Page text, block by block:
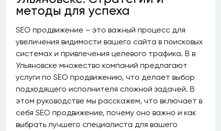
методы для успеха
SEO продвижение – это важный процесс для
увеличения видимости вашего сайта в поисковых
системах и привлечения целевого трафика. В в
Ульяновске множество компаний предлагают
услуги по SEO продвижению, что делает выбор
подходящего исполнителя сложной задачей. В
этом руководстве мы расскажем, что включает в
себя SEO продвижение, почему оно важно и как
выбрать лучшего специалиста для вашего